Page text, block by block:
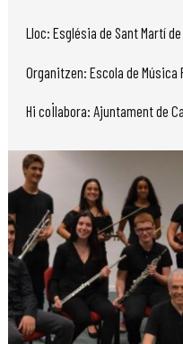
Lloc: Església de Sant Martí
Organitzen: Escola de Música
Hi col·labora: Ajuntament de